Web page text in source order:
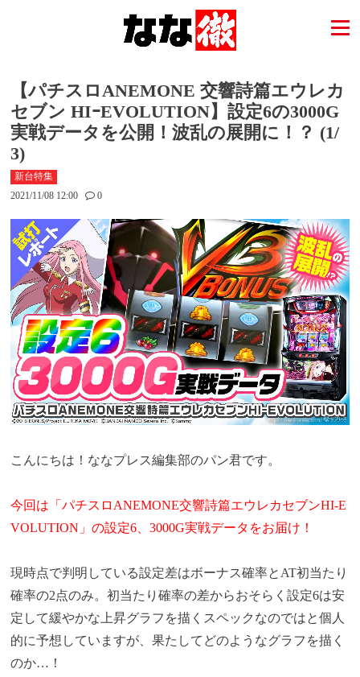
【パチスロANEMONE 交響詩篇エウレカ
セブン HIｰEVOLUTION】設定6の3000G
実戦データを公開！波乱の展開に！？ (1/
3)
新台特集
2021/11/08 12:00
0
こんにちは！ななプレス編集部のパン君です。
今回は「パチスロANEMONE交響詩篇エウレカセブンHI-E
VOLUTION」の設定6、3000G実戦データをお届け！
現時点で判明している設定差はボーナス確率とAT初当たり
確率の2点のみ。初当たり確率の差からおそらく設定6は安
定して緩やかな上昇グラフを描くスペックなのではと個人
的に予想していますが、果たしてどのようなグラフを描く
のか…！